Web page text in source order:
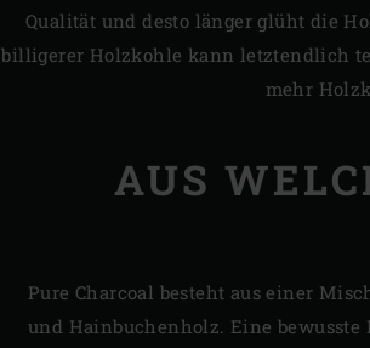
Qualität und desto länger glüht die
billigerer Holzkohle kann letztendlich
mehr
AUS
Pure Charcoal besteht aus einer
und Hainbuchenholz. Eine